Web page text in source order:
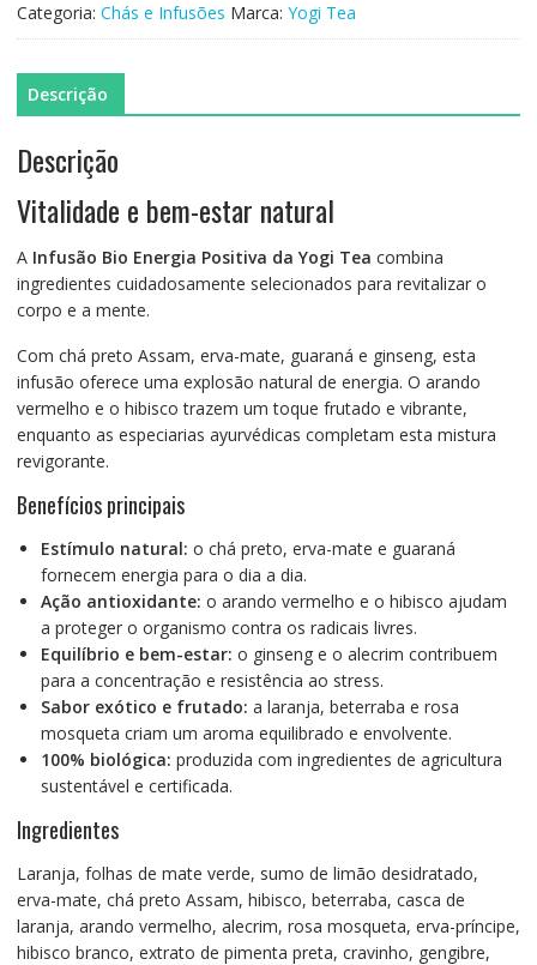
17
infusões
Yogi
Tea
-
Bio
Categoria: Chás e Infusões Marca: Yogi Tea
Descrição
Descrição
Vitalidade e bem-estar natural
A Infusão Bio Energia Positiva da Yogi Tea combina
ingredientes cuidadosamente selecionados para revitalizar o
corpo e a mente.
Com chá preto Assam, erva-mate, guaraná e ginseng, esta
infusão oferece uma explosão natural de energia. O arando
vermelho e o hibisco trazem um toque frutado e vibrante,
enquanto as especiarias ayurvédicas completam esta mistura
revigorante.
Benefícios principais
Estímulo natural: o chá preto, erva-mate e guaraná
fornecem energia para o dia a dia.
Ação antioxidante: o arando vermelho e o hibisco ajudam
a proteger o organismo contra os radicais livres.
Equilíbrio e bem-estar: o ginseng e o alecrim contribuem
para a concentração e resistência ao stress.
Sabor exótico e frutado: a laranja, beterraba e rosa
mosqueta criam um aroma equilibrado e envolvente.
100% biológica: produzida com ingredientes de agricultura
sustentável e certificada.
Ingredientes
Laranja, folhas de mate verde, sumo de limão desidratado,
erva-mate, chá preto Assam, hibisco, beterraba, casca de
laranja, arando vermelho, alecrim, rosa mosqueta, erva-príncipe,
hibisco branco, extrato de pimenta preta, cravinho, gengibre,